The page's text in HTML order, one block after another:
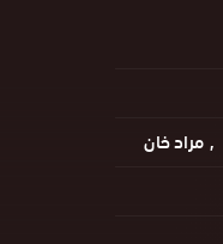
مراد خان